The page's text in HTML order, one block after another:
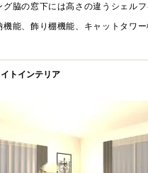
グ脇の窓下には高さの違うシェル
機能、飾り棚機能、キャットタワ
トインテリア